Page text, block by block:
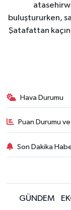
buluştururken,
Şatafattan
Hava Durumu
Puan Durumu
Son Dakika
GÜNDEM